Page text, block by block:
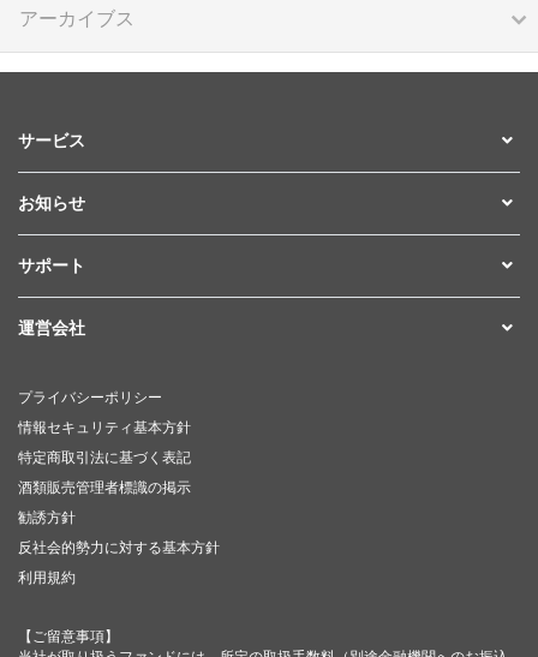
アーカイブス
サービス
お知らせ
サポート
運営会社
プライバシーポリシー
情報セキュリティ基本方針
特定商取引法に基づく表記
酒類販売管理者標識の掲示
勧誘方針
反社会的勢力に対する基本方針
利用規約
【ご留意事項】